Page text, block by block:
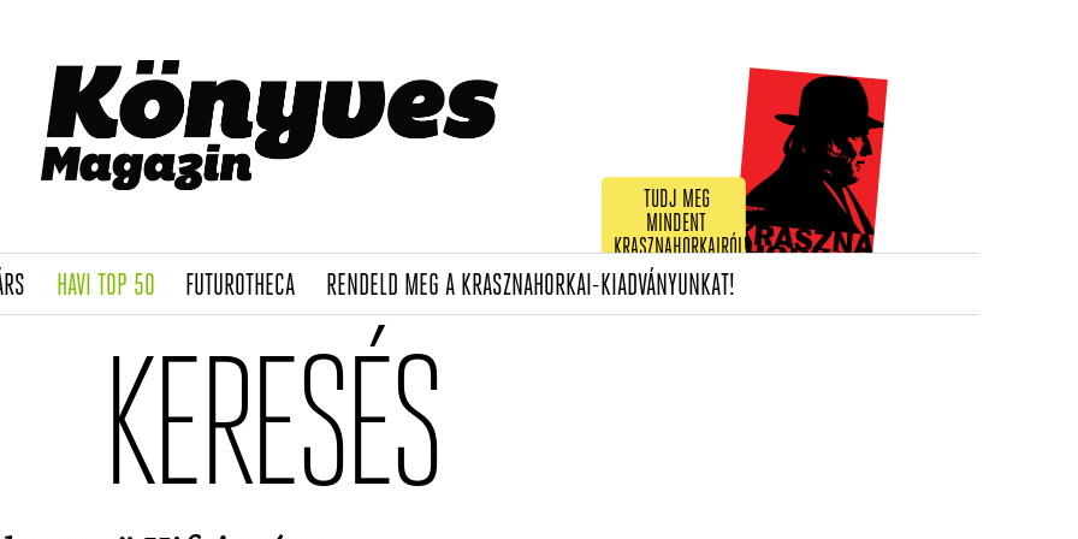
TUDJ MEG
MINDENT
KRASZNAHORKAIRÓL!
(CURRENT)
HAVI TOP 50(CURRENT)
FUTUROTHECA(CURRENT)
RENDELD MEG A KRASZNAHORKAI-KIADVÁNYUNKAT!(CURRENT)
KERESÉS